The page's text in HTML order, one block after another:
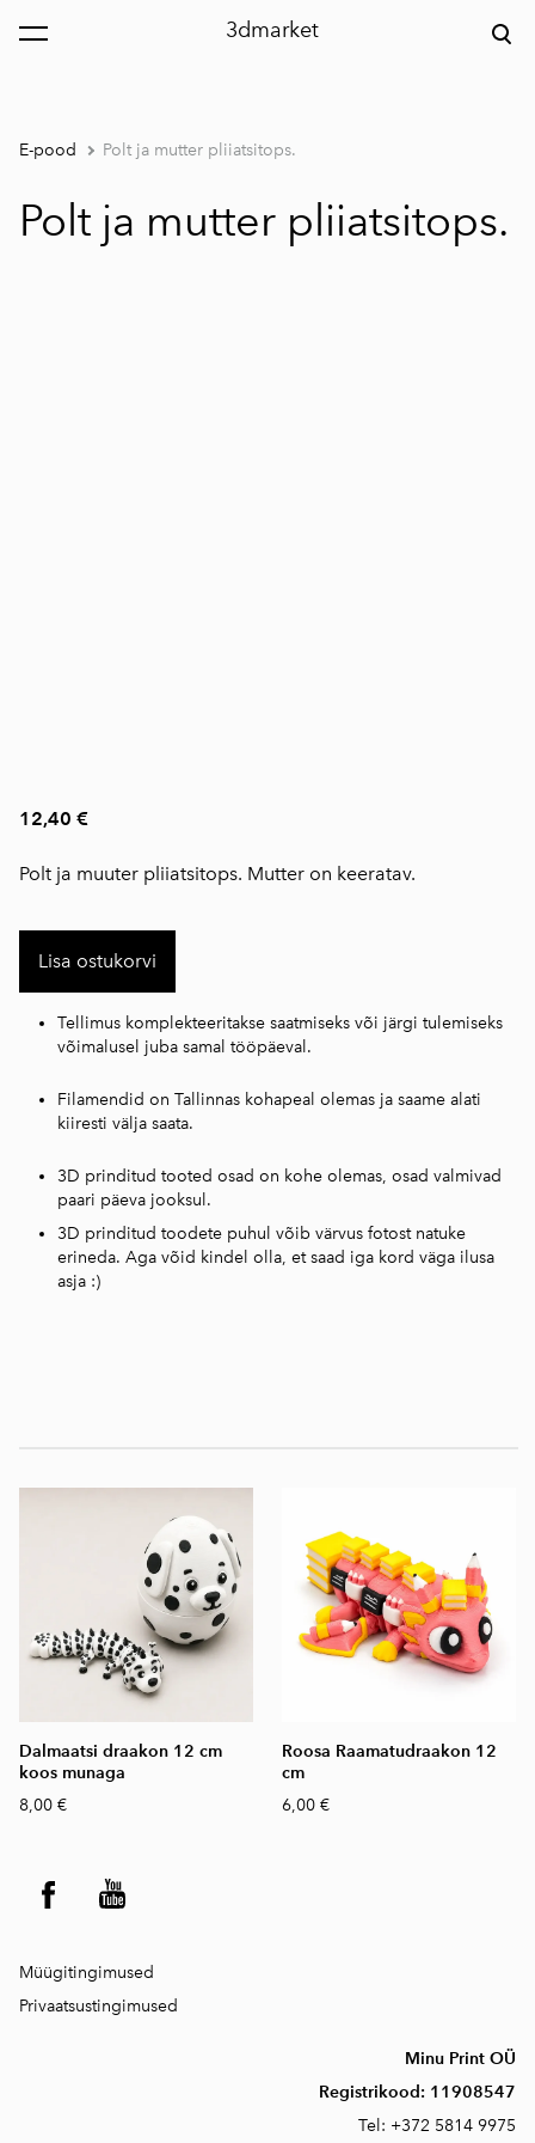
3dmarket
lisati ostukorvi. Vaata ostukorvi
E-pood Polt ja mutter pliiatsitops.
Polt ja mutter pliiatsitops.
12,40 €
Polt ja muuter pliiatsitops. Mutter on keeratav.
Lisa ostukorvi
Tellimus komplekteeritakse saatmiseks või järgi tulemiseks
võimalusel juba samal tööpäeval.
Filamendid on Tallinnas kohapeal olemas ja saame alati
kiiresti välja saata.
3D prinditud tooted osad on kohe olemas, osad valmivad
paari päeva jooksul.
3D prinditud toodete puhul võib värvus fotost natuke
erineda. Aga võid kindel olla, et saad iga kord väga ilusa
asja :)
Dalmaatsi draakon 12 cm
koos munaga
8,00 €
Roosa Raamatudraakon 12
cm
6,00 €
Müügitingimused
Privaatsustingimused
Minu Print OÜ
Registrikood: 11908547
Tel: +372 5814 9975